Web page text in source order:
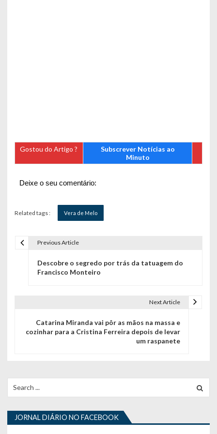
Gostou do Artigo ?
Subscrever Notícias ao
Minuto
Deixe o seu comentário:
Related tags : Vera de Melo
o
d
e
Previous Article
Descobre o segredo por trás da tatuagem do
Francisco Monteiro
Next Article
Catarina Miranda vai pôr as mãos na massa e
cozinhar para a Cristina Ferreira depois de levar
um raspanete
for:
JORNAL DIÁRIO NO FACEBOOK